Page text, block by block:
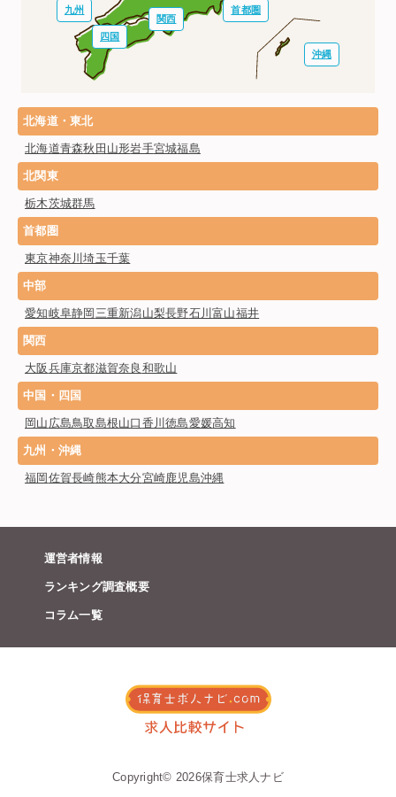
首都圏
関西
四国
九州
沖縄
北海道・東北
北海道青森秋田 山形岩手宮城福島
北関東
栃木茨城群馬
首都圏
東京神奈川埼玉千葉
中部
愛知岐阜静岡 三重新潟山梨長野石川富山福井
関西
大阪 兵庫京都滋賀奈良 和歌山
中国・四国
岡山 広島鳥取 島根山口 香川徳島愛媛高知
九州・沖縄
福岡 佐賀長崎熊本大分宮崎鹿児島沖縄
運営者情報
ランキング調査概要
コラム一覧
Copyright©︎ 2026保育士求人ナビ